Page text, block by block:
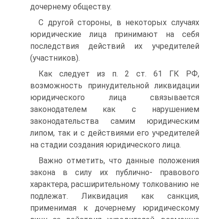
дочернему обществу.
С другой стороны, в некоторых случаях
юридические лица принимают на себя
последствия действий их учредителей
(участников).
Как следует из п. 2 ст. 61 ГК РФ,
возможность принудительной ликвидации
юридического лица связывается
законодателем как с нарушением
законодательства самим юридическим
липом, так и с действиями его учредителей
на стадии создания юридического лица.
Важно отметить, что данные положения
закона в силу их публично- правового
характера, расширительному толкованию не
подлежат. Ликвидация как санкция,
применимая к дочернему юридическому